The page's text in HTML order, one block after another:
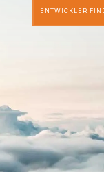
ENTWICKLER